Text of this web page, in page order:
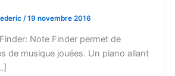
/19 novembre 2016
Note Finder permet de
de musique jouées. Un piano allant